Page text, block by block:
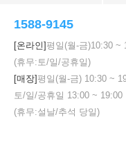
1588-9145
[온라인]평일(월-금)10:30 ~
(휴무:토/일/공휴일)
[매장]평일(월-금) 10:30 ~
토/일/공휴일 13:00 ~ 19:00
(휴무:설날/추석 당일)